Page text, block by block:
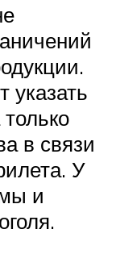
указать
в связи
У
и